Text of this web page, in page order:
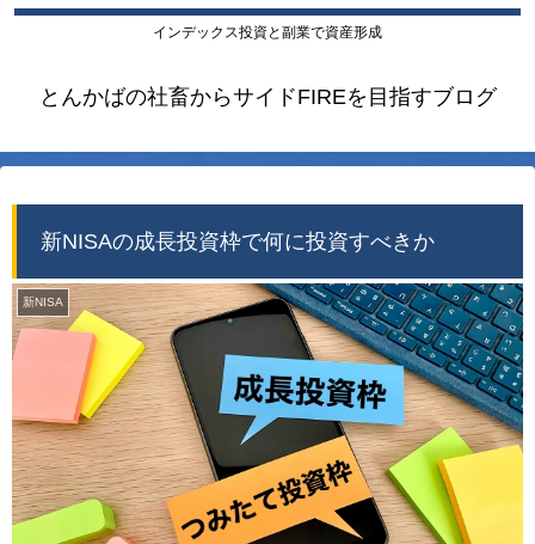
インデックス投資と副業で資産形成
とんかばの社畜からサイドFIREを目指すブログ
新NISAの成長投資枠で何に投資すべきか
新NISA